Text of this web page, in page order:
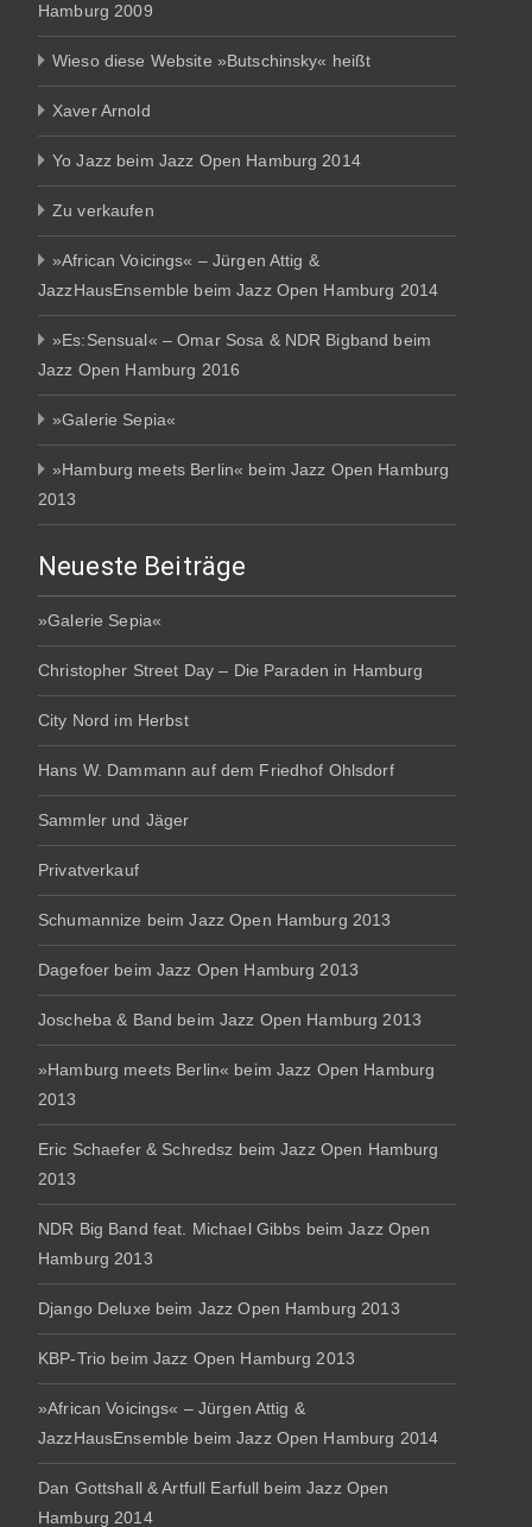
Hamburg 2009
Wieso diese Website »Butschinsky« heißt
Xaver Arnold
Yo Jazz beim Jazz Open Hamburg 2014
Zu verkaufen
»African Voicings« – Jürgen Attig &
JazzHausEnsemble beim Jazz Open Hamburg 2014
»Es:Sensual« – Omar Sosa & NDR Bigband beim
Jazz Open Hamburg 2016
»Galerie Sepia«
»Hamburg meets Berlin« beim Jazz Open Hamburg
2013
Neueste Beiträge
»Galerie Sepia«
Christopher Street Day – Die Paraden in Hamburg
City Nord im Herbst
Hans W. Dammann auf dem Friedhof Ohlsdorf
Sammler und Jäger
Privatverkauf
Schumannize beim Jazz Open Hamburg 2013
Dagefoer beim Jazz Open Hamburg 2013
Joscheba & Band beim Jazz Open Hamburg 2013
»Hamburg meets Berlin« beim Jazz Open Hamburg
2013
Eric Schaefer & Schredsz beim Jazz Open Hamburg
2013
NDR Big Band feat. Michael Gibbs beim Jazz Open
Hamburg 2013
Django Deluxe beim Jazz Open Hamburg 2013
KBP-Trio beim Jazz Open Hamburg 2013
»African Voicings« – Jürgen Attig &
JazzHausEnsemble beim Jazz Open Hamburg 2014
Dan Gottshall & Artfull Earfull beim Jazz Open
Hamburg 2014